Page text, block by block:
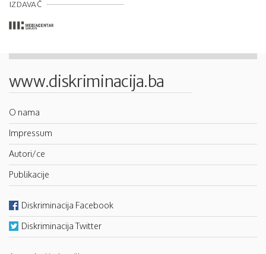
IZDAVAČ
www.diskriminacija.ba
O nama
Impressum
Autori/ce
Publikacije
Diskriminacija Facebook
Diskriminacija Twitter